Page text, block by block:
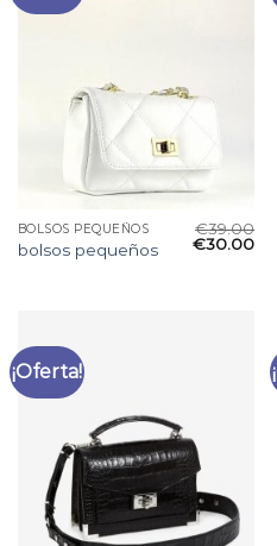
BOLSOS PEQUEÑOS
bolsos pequeños
€39.00
€30.00
¡Oferta!